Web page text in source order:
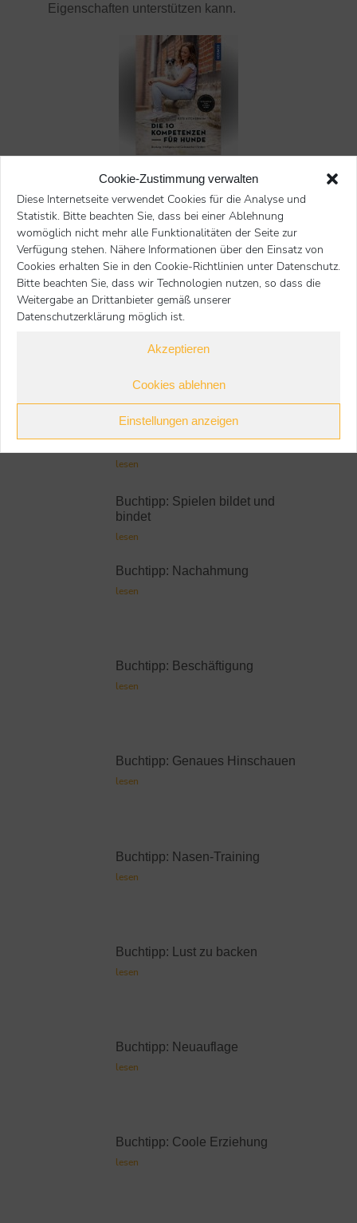
Cookie-Zustimmung verwalten
Diese Internetseite verwendet Cookies für die Analyse und
Statistik. Bitte beachten Sie, dass bei einer Ablehnung
womöglich nicht mehr alle Funktionalitäten der Seite zur
Verfügung stehen. Nähere Informationen über den Einsatz von
Cookies erhalten Sie in den Cookie-Richtlinien unter Datenschutz.
Bitte beachten Sie, dass wir Technologien nutzen, so dass die
Weitergabe an Drittanbieter gemäß unserer
Datenschutzerklärung möglich ist.
Akzeptieren
Cookies ablehnen
Einstellungen anzeigen
Eigenschaften unterstützen kann.
„Die 10 Kompetenzen für Hunde“
Autorin:Kate Kitchenham
Verlag:Kosmos
EAN:| 978-3-440-17513-2
Preis:26,00 €
Voriger Beitrag
Nächster Beitrag
Weitere Buchtipps
Buchtipp: Zusammenwachsen
lesen
Buchtipp: Spielen bildet und
bindet
lesen
Buchtipp: Nachahmung
lesen
Buchtipp: Beschäftigung
lesen
Buchtipp: Genaues Hinschauen
lesen
Buchtipp: Nasen-Training
lesen
Buchtipp: Lust zu backen
lesen
Buchtipp: Neuauflage
lesen
Buchtipp: Coole Erziehung
lesen